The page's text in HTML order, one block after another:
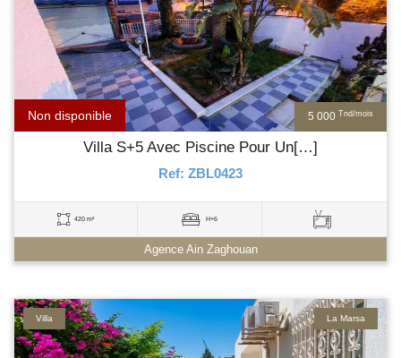
5 000 Tnd/mois
Non disponible
Villa S+5 Avec Piscine Pour Un[…]
Ref: ZBL0423
420 m² H+6
Agence Ain Zaghouan
La Marsa
Villa